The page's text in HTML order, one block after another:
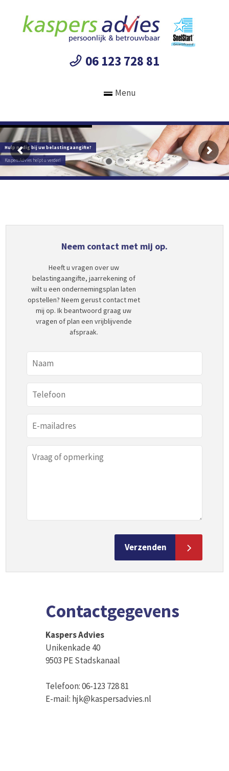
06 123 728 81
Menu
Hulp nodig bij uw belastingaangifte?
Kaspers Advies helpt u verder!
Neem contact met mij op.
Heeft u vragen over uw
belastingaangifte, jaarrekening of
wilt u een ondernemingsplan laten
opstellen? Neem gerust contact met
mij op. Ik beantwoord graag uw
vragen of plan een vrijblijvende
afspraak.
Contactgegevens
Kaspers Advies
Unikenkade 40
9503 PE Stadskanaal
Telefoon: 06-123 728 81
E-mail: hjk@kaspersadvies.nl